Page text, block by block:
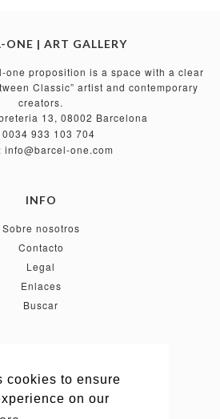
cookies to ensure
on our
cookies to ensure
on our
ONE | ART GALLERY
one proposition is a space with a clear
Classic” artist and contemporary
creators.
13, 08002 Barcelona
0034 933 103 704
: info@barcel-one.com
INFO
Sobre nosotros
Contacto
Legal
Enlaces
Buscar